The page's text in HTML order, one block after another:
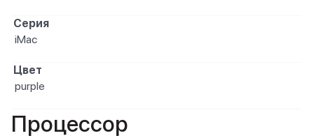
Серия
iMac
Цвет
purple
Процессор